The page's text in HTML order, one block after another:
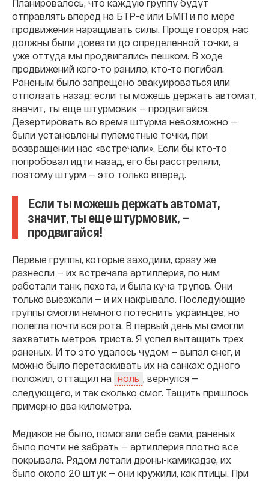
Планировалось, что каждую группу будут
отправлять вперед на БТР-е или БМП и по мере
продвижения наращивать силы. Проще говоря, нас
должны были довезти до определенной точки, а
уже оттуда мы продвигались пешком. В ходе
продвижений кого-то ранило, кто-то погибал.
Раненым было запрещено эвакуироваться или
отползать назад: если ты можешь держать автомат,
значит, ты еще штурмовик — продвигайся.
Дезертировать во время штурма невозможно —
были установлены пулеметные точки, при
возвращении нас «встречали». Если бы кто-то
попробовал идти назад, его бы расстреляли,
поэтому штурм — это только вперед.
Если ты можешь держать автомат,
значит, ты еще штурмовик, —
продвигайся!
Первые группы, которые заходили, сразу же
разнесли — их встречала артиллерия, по ним
работали танк, пехота, и была куча трупов. Они
только выезжали — и их накрывало. Последующие
группы смогли немного потеснить украинцев, но
полегла почти вся рота. В первый день мы смогли
захватить метров триста. Я успел вытащить трех
раненых. И то это удалось чудом — выпал снег, и
можно было перетаскивать их на санках: одного
положил, оттащил на ноль
, вернулся —
следующего, и так сколько смог. Тащить пришлось
примерно два километра.
Медиков не было, помогали себе сами, раненых
было почти не забрать — артиллерия плотно все
покрывала. Рядом летали дроны-камикадзе, их
было около 20 штук — они кружили, как птицы. При